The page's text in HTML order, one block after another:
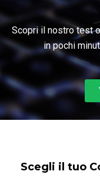
Scopri il nostro test
in pochi
Scegli il tuo